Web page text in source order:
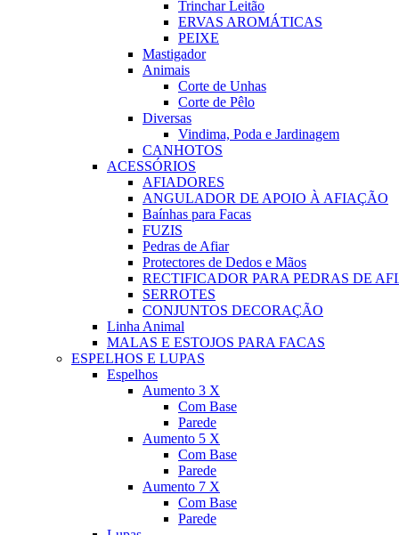
Trinchar Leitão
ERVAS AROMÁTICAS
PEIXE
Mastigador
Animais
Corte de Unhas
Corte de Pêlo
Diversas
Vindima, Poda e Jardinagem
CANHOTOS
ACESSÓRIOS
AFIADORES
ANGULADOR DE APOIO À AFIAÇÃO
Baínhas para Facas
FUZIS
Pedras de Afiar
Protectores de Dedos e Mãos
RECTIFICADOR PARA PEDRAS DE
SERROTES
CONJUNTOS DECORAÇÃO
Linha Animal
MALAS E ESTOJOS PARA FACAS
ESPELHOS E LUPAS
Espelhos
Aumento 3 X
Com Base
Parede
Aumento 5 X
Com Base
Parede
Aumento 7 X
Com Base
Parede